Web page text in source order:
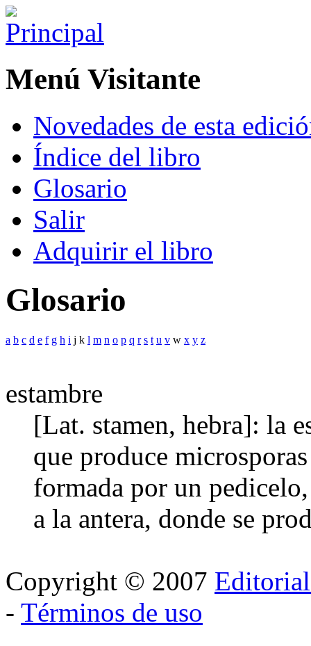
Menú Visitante
Novedades de esta
Índice del libro
Glosario
Salir
Adquirir el libro
Glosario
a b c d e f g h i j k l m n o p q r s t u v w x y z
estambre
[Lat. stamen, hebra]: la
que produce
formada por un
a la antera, donde se
Copyright © 2007
- Términos de uso